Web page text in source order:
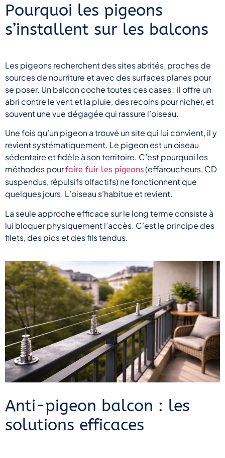
Pourquoi les pigeons
s’installent sur les balcons
Les pigeons recherchent des sites abrités, proches de
sources de nourriture et avec des surfaces planes pour
se poser. Un balcon coche toutes ces cases : il offre un
abri contre le vent et la pluie, des recoins pour nicher, et
souvent une vue dégagée qui rassure l’oiseau.
Une fois qu’un pigeon a trouvé un site qui lui convient, il y
revient systématiquement. Le pigeon est un oiseau
sédentaire et fidèle à son territoire. C’est pourquoi les
méthodes pourfaire fuir les pigeons(effaroucheurs, CD
suspendus, répulsifs olfactifs) ne fonctionnent que
quelques jours. L’oiseau s’habitue et revient.
La seule approche efficace sur le long terme consiste à
lui bloquer physiquement l’accès. C’est le principe des
filets, des pics et des fils tendus.
Anti-pigeon balcon : les
solutions efficaces